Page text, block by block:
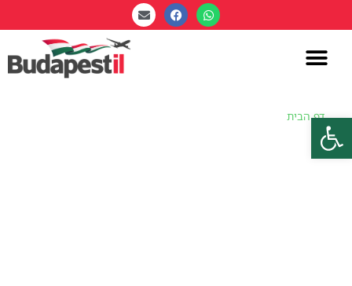
פתח סרגל נגישות
דף הבית